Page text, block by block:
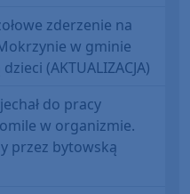
zderzenie na
w gminie
(AKTUALIZACJA)
do pracy
w organizmie.
przez bytowską